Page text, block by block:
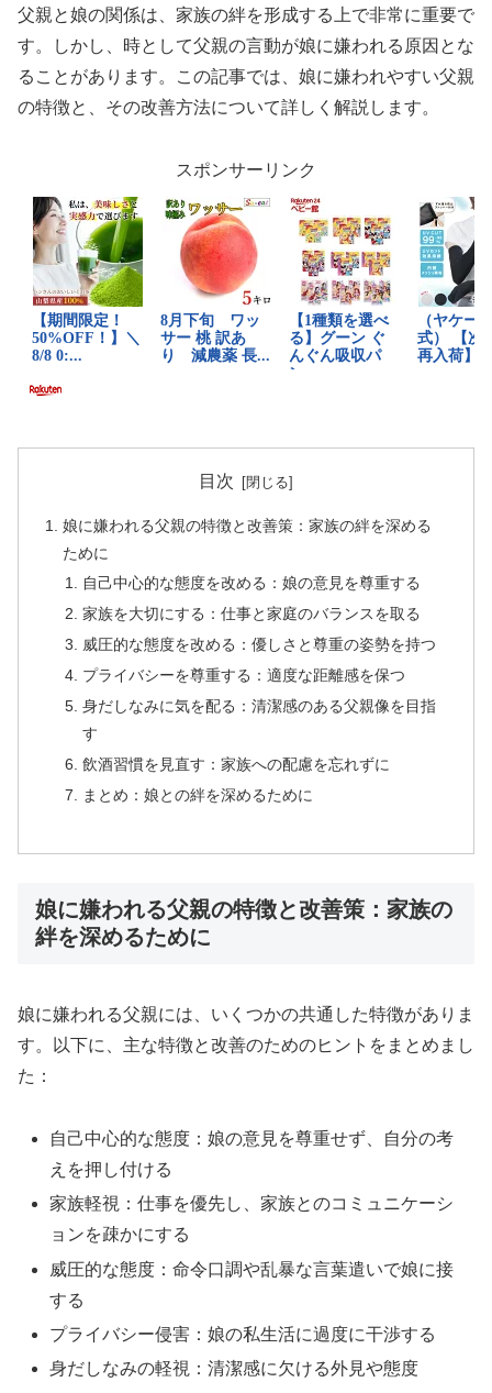
父親と娘の関係は、家族の絆を形成する上で非常に重要で
す。しかし、時として父親の言動が娘に嫌われる原因とな
ることがあります。この記事では、娘に嫌われやすい父親
の特徴と、その改善方法について詳しく解説します。
スポンサーリンク
目次
娘に嫌われる父親の特徴と改善策：家族の絆を深める
ために
自己中心的な態度を改める：娘の意見を尊重する
家族を大切にする：仕事と家庭のバランスを取る
威圧的な態度を改める：優しさと尊重の姿勢を持つ
プライバシーを尊重する：適度な距離感を保つ
身だしなみに気を配る：清潔感のある父親像を目指
す
飲酒習慣を見直す：家族への配慮を忘れずに
まとめ：娘との絆を深めるために
娘に嫌われる父親の特徴と改善策：家族の
絆を深めるために
娘に嫌われる父親には、いくつかの共通した特徴がありま
す。以下に、主な特徴と改善のためのヒントをまとめまし
た：
自己中心的な態度：娘の意見を尊重せず、自分の考
えを押し付ける
家族軽視：仕事を優先し、家族とのコミュニケーシ
ョンを疎かにする
威圧的な態度：命令口調や乱暴な言葉遣いで娘に接
する
プライバシー侵害：娘の私生活に過度に干渉する
身だしなみの軽視：清潔感に欠ける外見や態度